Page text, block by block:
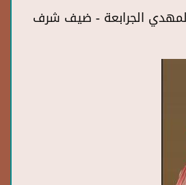
الجرابعة - ضيف شرف